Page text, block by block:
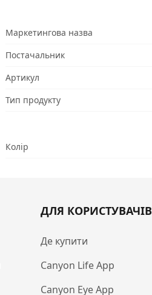
Маркетингова назва
Постачальник
Артикул
Тип продукту
Колір
ДЛЯ КОРИСТУВАЧІВ
Де купити
Canyon Life App
Canyon Eye App